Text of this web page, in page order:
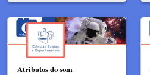
Atributos do som